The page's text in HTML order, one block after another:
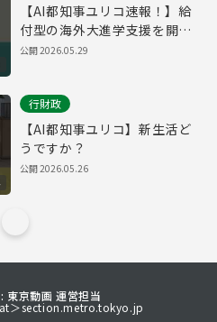
【AI都知事ユリコ速報！】給
付型の海外大進学支援を開始
します！
公開2026.05.29
行財政
【AI都知事ユリコ】新生活ど
うですか？
公開2026.05.26
東京動画 運営担当
＞section.metro.tokyo.jp